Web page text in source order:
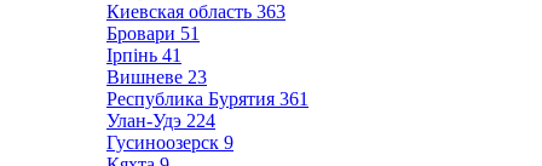
Киевская область 363
Бровари 51
Ірпінь 41
Вишневе 23
Республика Бурятия 361
Улан-Удэ 224
Гусиноозерск 9